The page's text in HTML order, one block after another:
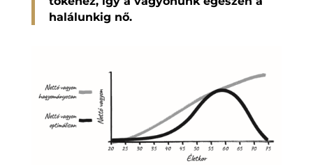
halálunkig nő.